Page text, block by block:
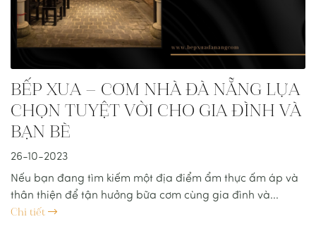
BẾP XƯA – CƠM NHÀ ĐÀ NẴNG LỰA
CHỌN TUYỆT VỜI CHO GIA ĐÌNH VÀ
BẠN BÈ
26-10-2023
Nếu bạn đang tìm kiếm một địa điểm ẩm thực ấm áp và
thân thiện để tận hưởng bữa cơm cùng gia đình và...
Chi tiết